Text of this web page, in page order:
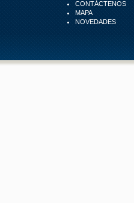
CONTÁCTENOS
MAPA
NOVEDADES